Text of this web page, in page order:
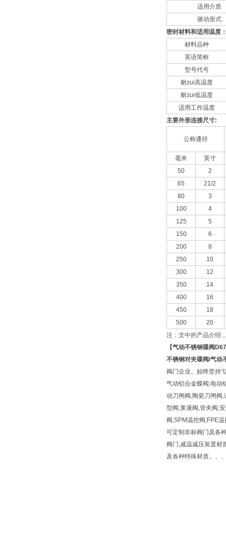
适用介质
驱动形式
密封材料和适用温度
材料品种
英语简称
型号代号
耐zui高温度
耐zui低温度
适用工作温度
主要外形连接尺寸:
公称通径
毫米
英寸
50
2
65
21/2
80
3
100
4
125
5
150
6
200
8
250
10
300
12
350
14
400
16
450
18
500
20
注：文中的产品介绍
【气动不锈钢碟阀
不锈钢对夹碟阀/气动
阀门企业。始终坚持
气动铝合金蝶阀,电动
动刀闸阀,陶瓷刀闸阀
型阀,浆液阀,管夹阀,
阀,SPM温控阀,FPE
可定制非标阀门及各
阀门,减温减压装置材
及各种特殊材质。、